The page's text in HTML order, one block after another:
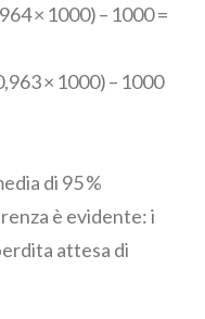
× 1000) – 1000 =
× 1000) – 1000
di 95 %
è evidente: i
attesa di